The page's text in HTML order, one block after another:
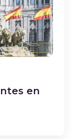
en